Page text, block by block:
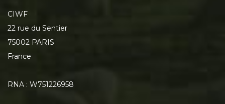
CIWF
22 rue du Sentier
75002 PARIS
France
RNA : W751226958